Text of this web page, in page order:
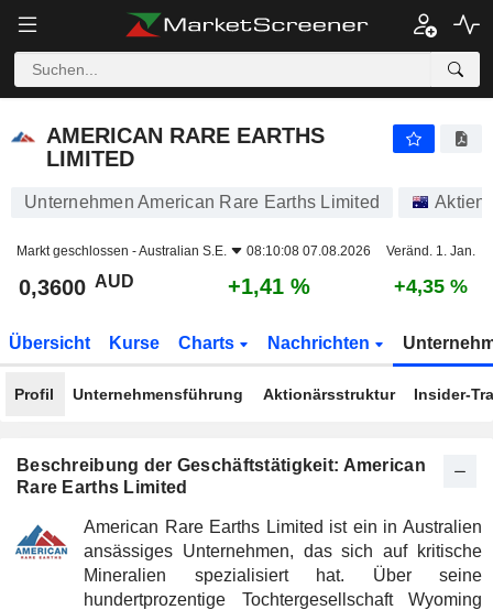
AMERICAN RARE EARTHS
LIMITED
Unternehmen American Rare Earths Limited Aktien
Markt geschlossen -Australian S.E. 08:10:08 07.08.2026 Veränd. 1. Jan.
0,3600 AUD +1,41 % +4,35 %
Übersicht Kurse Charts Nachrichten
Profil Unternehmensführung Aktionärsstruktur Insider-
Beschreibung der Geschäftstätigkeit: American
Rare Earths Limited
American Rare Earths Limited ist ein in Australien
ansässiges Unternehmen, das sich auf kritische
Mineralien spezialisiert hat. Über seine
hundertprozentige Tochtergesellschaft Wyoming